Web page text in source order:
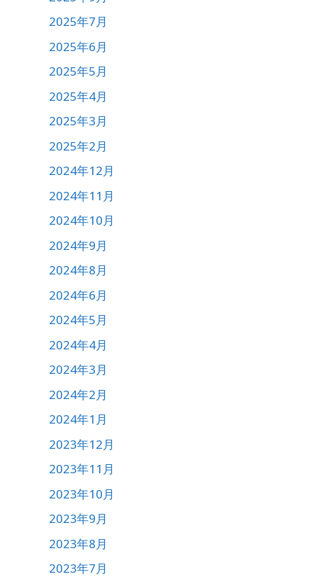
2025年7月
2025年6月
2025年5月
2025年4月
2025年3月
2025年2月
2024年12月
2024年11月
2024年10月
2024年9月
2024年8月
2024年6月
2024年5月
2024年4月
2024年3月
2024年2月
2024年1月
2023年12月
2023年11月
2023年10月
2023年9月
2023年8月
2023年7月